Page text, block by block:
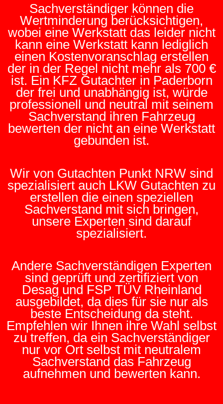
Sachverständiger können die
Wertminderung berücksichtigen,
wobei eine Werkstatt das leider nicht
kann eine Werkstatt kann lediglich
einen Kostenvoranschlag erstellen
der in der Regel nicht mehr als 700 €
ist. Ein KFZ Gutachter in Paderborn
der frei und unabhängig ist, würde
professionell und neutral mit seinem
Sachverstand ihren Fahrzeug
bewerten der nicht an eine Werkstatt
gebunden ist.
Wir von Gutachten Punkt NRW sind
spezialisiert auch LKW Gutachten zu
erstellen die einen speziellen
Sachverstand mit sich bringen,
unsere Experten sind darauf
spezialisiert.
Andere Sachverständigen Experten
sind geprüft und zertifiziert von
Desag und FSP TÜV Rheinland
ausgebildet, da dies für sie nur als
beste Entscheidung da steht.
Empfehlen wir Ihnen ihre Wahl selbst
zu treffen, da ein Sachverständiger
nur vor Ort selbst mit neutralem
Sachverstand das Fahrzeug
aufnehmen und bewerten kann.